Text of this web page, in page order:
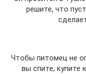
решите, что
Чтобы питомец не
вы спите, купите